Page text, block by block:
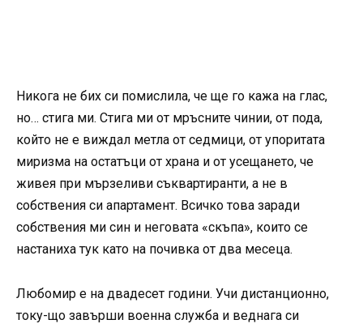
Никога не бих си помислила, че ще го кажа на глас,
но… стига ми. Стига ми от мръсните чинии, от пода,
който не е виждал метла от седмици, от упоритата
миризма на остатъци от храна и от усещането, че
живея при мързеливи съквартиранти, а не в
собствения си апартамент. Всичко това заради
собствения ми син и неговата «скъпа», които се
настаниха тук като на почивка от два месеца.
Любомир е на двадесет години. Учи дистанционно,
току-що завърши военна служба и веднага си